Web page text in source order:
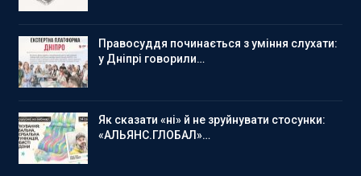
Правосуддя починається з уміння слухати:
у Дніпрі говорили…
Як сказати «ні» й не зруйнувати стосунки:
«АЛЬЯНС.ГЛОБАЛ»…